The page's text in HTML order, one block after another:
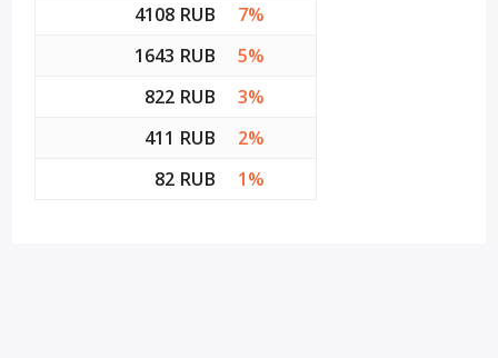
4108 RUB
7%
1643 RUB
5%
822 RUB
3%
411 RUB
2%
82 RUB
1%